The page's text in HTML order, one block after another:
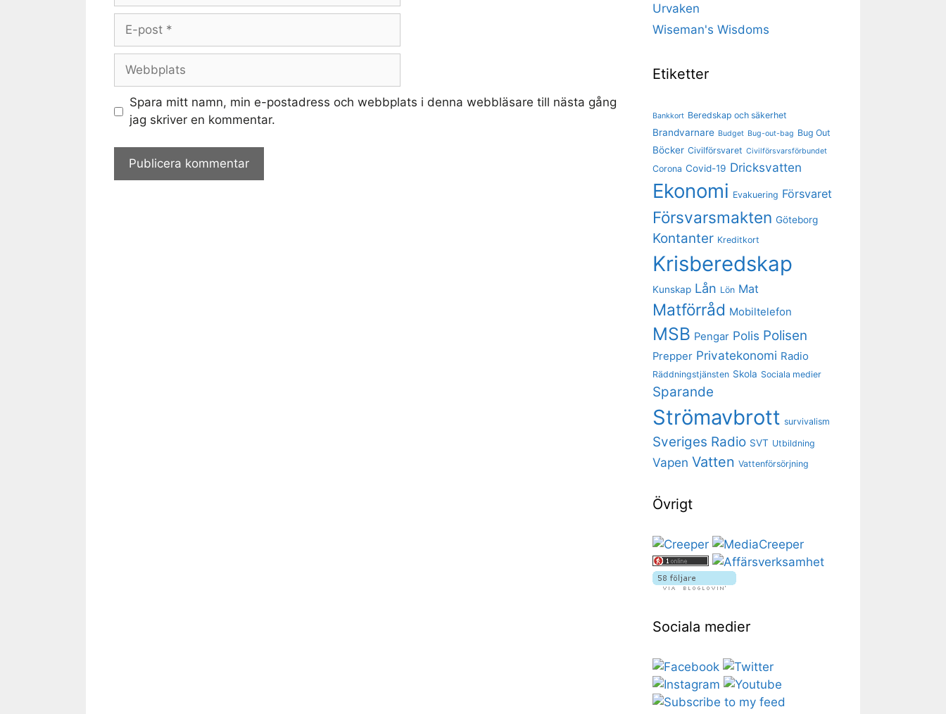
Webbplats
Spara mitt namn, min e-postadress och webbplats i denna webbläsare till nästa gång
jag skriver en kommentar.
Urvaken
Wiseman's Wisdoms
Etiketter
Bankkort Beredskap och säkerhet
Brandvarnare Budget Bug-out-bag Bug Out
Böcker Civilförsvaret Civilförsvarsförbundet
Corona Covid-19 Dricksvatten
Ekonomi Evakuering Försvaret
Försvarsmakten Göteborg
Kontanter Kreditkort
Krisberedskap
Kunskap Lån Lön Mat
Matförråd Mobiltelefon
MSB Pengar Polis Polisen
Prepper Privatekonomi Radio
Räddningstjänsten Skola Sociala medier
Sparande
Strömavbrott survivalism
Sveriges Radio SVT Utbildning
Vapen Vatten Vattenförsörjning
Övrigt
Sociala medier